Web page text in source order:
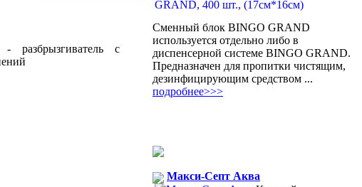
Сменный блок BINGO GRAND
используется отдельно либо в
диспенсерной системе BINGO GRAND.
Предназначен для пропитки чистящим,
дезинфицирующим средством ...
подробнее>>>
Макси-Септ Аква